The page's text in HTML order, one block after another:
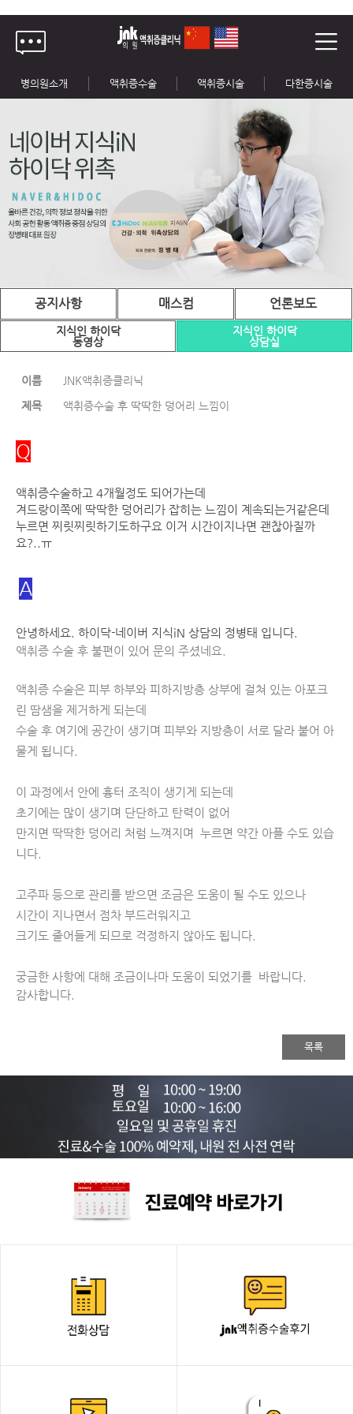
병의원소개 액취증수술 액취증시술 다한증시술
공지사항 매스컴 언론보도
지식인 하이닥
동영상
지식인 하이닥
상담실
이름
JNK액취증클리닉
제목
액취증수술 후 딱딱한 덩어리 느낌이
Q
액취증수술하고 4개월정도 되어가는데
겨드랑이쪽에 딱딱한 덩어리가 잡히는 느낌이 계속되는거같은데
누르면 찌릿찌릿하기도하구요 이거 시간이지나면 괜찮아질까
요?..ㅠ
A
안녕하세요. 하이닥-네이버 지식iN 상담의 정병태 입니다.
액취증 수술 후 불편이 있어 문의 주셨네요.
액취증 수술은 피부 하부와 피하지방층 상부에 걸쳐 있는 아포크
린 땀샘을 제거하게 되는데
수술 후 여기에 공간이 생기며 피부와 지방층이 서로 달라 붙어 아
물게 됩니다.
이 과정에서 안에 흉터 조직이 생기게 되는데
초기에는 많이 생기며 단단하고 탄력이 없어
만지면 딱딱한 덩어리 처럼 느껴지며  누르면 약간 아플 수도 있습
니다.
고주파 등으로 관리를 받으면 조금은 도움이 될 수도 있으나
시간이 지나면서 점차 부드러워지고
크기도 줄어들게 되므로 걱정하지 않아도 됩니다.
궁금한 사항에 대해 조금이나마 도움이 되었기를  바랍니다.
감사합니다.
목록